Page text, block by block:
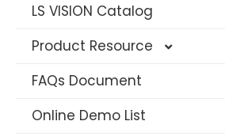
LS VISION Catalog
Product Resource
4G Solar Datasheet
WIFI Solar Camera Datasheet
FAQs Document
Online Demo List